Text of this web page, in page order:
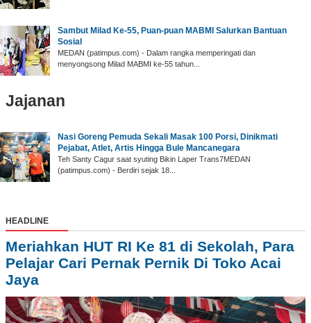
‎Sambut Milad Ke-55, Puan-puan MABMI Salurkan Bantuan
Sosial
‎MEDAN (patimpus.com) - Dalam rangka memperingati dan
menyongsong Milad MABMI ke-55 tahun...
Jajanan
Nasi Goreng Pemuda Sekali Masak 100 Porsi, Dinikmati
Pejabat, Atlet, Artis Hingga Bule Mancanegara
Teh Santy Cagur saat syuting Bikin Laper Trans7MEDAN
(patimpus.com) - Berdiri sejak 18...
HEADLINE
Meriahkan HUT RI Ke 81 di Sekolah, Para
Pelajar Cari Pernak Pernik Di Toko Acai
Jaya